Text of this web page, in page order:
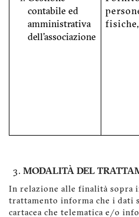
contabile ed
amministrativa
dell'associazione
MODALITÀ DEL
In relazione alle finalità sopra
trattamento informa che i dati
cartacea che telematica e/o